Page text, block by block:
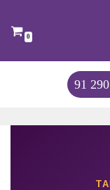
Saltar
0
91